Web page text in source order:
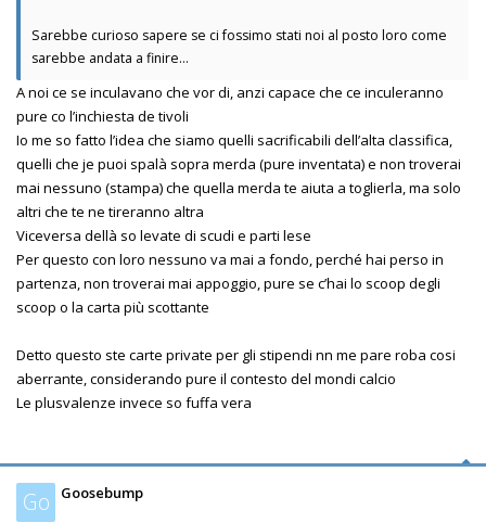
Sarebbe curioso sapere se ci fossimo stati noi al posto loro come
sarebbe andata a finire...
A noi ce se inculavano che vor di, anzi capace che ce inculeranno
pure co l’inchiesta de tivoli
Io me so fatto l’idea che siamo quelli sacrificabili dell’alta classifica,
quelli che je puoi spalà sopra merda (pure inventata) e non troverai
mai nessuno (stampa) che quella merda te aiuta a toglierla, ma solo
altri che te ne tireranno altra
Viceversa dellà so levate di scudi e parti lese
Per questo con loro nessuno va mai a fondo, perché hai perso in
partenza, non troverai mai appoggio, pure se c’hai lo scoop degli
scoop o la carta più scottante
Detto questo ste carte private per gli stipendi nn me pare roba cosi
aberrante, considerando pure il contesto del mondi calcio
Le plusvalenze invece so fuffa vera
Go Goosebump